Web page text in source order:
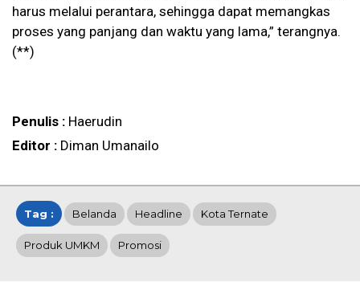
harus melalui perantara, sehingga dapat memangkas
proses yang panjang dan waktu yang lama,” terangnya.
(**)
Penulis : Haerudin
Editor : Diman Umanailo
Tag : Belanda Headline Kota Ternate
Produk UMKM Promosi